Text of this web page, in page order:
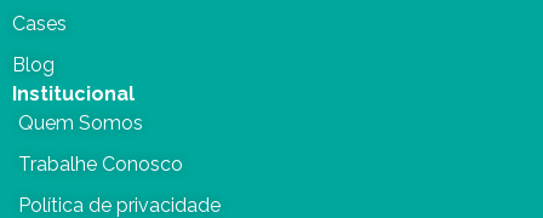
Cases
Blog
Institucional
Quem Somos
Trabalhe Conosco
Política de privacidade